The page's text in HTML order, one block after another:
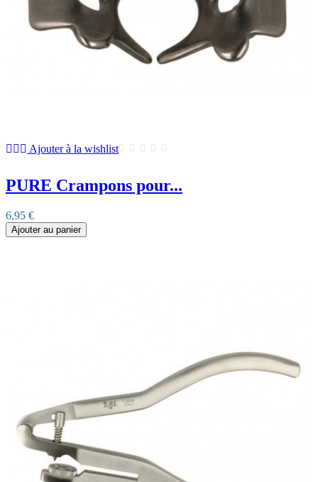
Ajouter à la wishlist
PURE Crampons pour...
6,95 €
Ajouter au panier